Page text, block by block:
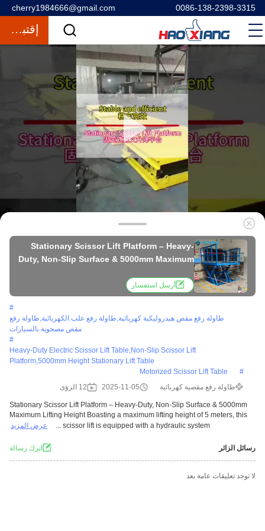
cherry1984666@gmail.com 0086-138-2398-3315
إقتباس
Stationary Scissor Lift Platform – Heavy-
Duty, Non-Slip Surface & 5000mm Maximum
أرسل استفسار
#
طاولة رفع مقص هيدروليكية كهربائية,طاولة رفع علب الكهربائية,طاولة رفع
مقص مصحوبة بالسيارات
#
Heavy-Duty Electric Scissor Lift Table,non-Slip Scissor Lift
Platform,5000mm Height Stationary Lift Table
#
Motorized Scissor Lift Table
طاولة رفع مقصية كهربائية
2025-11-05 12 الرؤى
Stationary Scissor Lift Platform – Heavy-Duty, Non-Slip Surface & 5000mm
Maximum Lifting Height Boasting a maximum lifting height of 5 meters, this
scissor lift is equipped with a hydraulic system ...
عرض المزيد
رسائل الزائر اترك رسالة
لا توجد تعليقات عامة بعد